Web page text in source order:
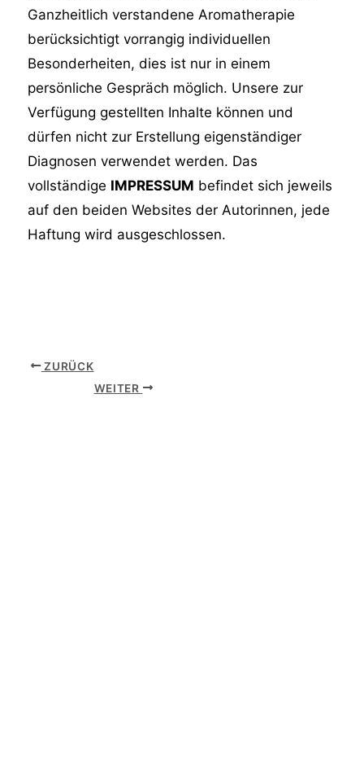
Ganzheitlich verstandene Aromatherapie
berücksichtigt vorrangig individuellen
Besonderheiten, dies ist nur in einem
persönliche Gespräch möglich. Unsere zur
Verfügung gestellten Inhalte können und
dürfen nicht zur Erstellung eigenständiger
Diagnosen verwendet werden. Das
vollständige IMPRESSUM befindet sich jeweils
auf den beiden Websites der Autorinnen, jede
Haftung wird ausgeschlossen.
ZURÜCK
WEITER